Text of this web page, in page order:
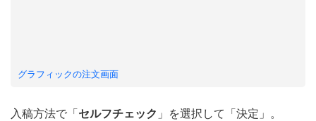
グラフィックの注文画面
入稿方法で「 セルフチェック 」を選択して「決定」。